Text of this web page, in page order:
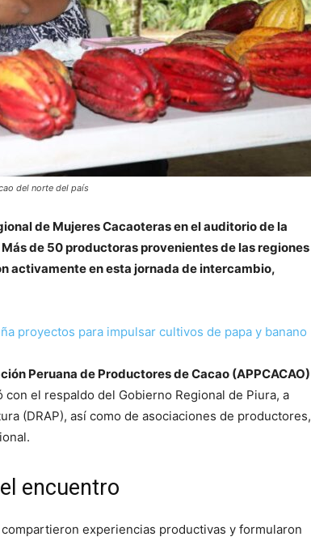
del norte del país
de Mujeres Cacaoteras en el auditorio de la
Más de 50 productoras provenientes de las regiones
activamente en esta jornada de intercambio,
proyectos para impulsar cultivos de papa y banano
Peruana de Productores de Cacao (APPCACAO)
con el respaldo del Gobierno Regional de Piura, a
(DRAP), así como de asociaciones de productores,
encuentro
experiencias productivas y formularon